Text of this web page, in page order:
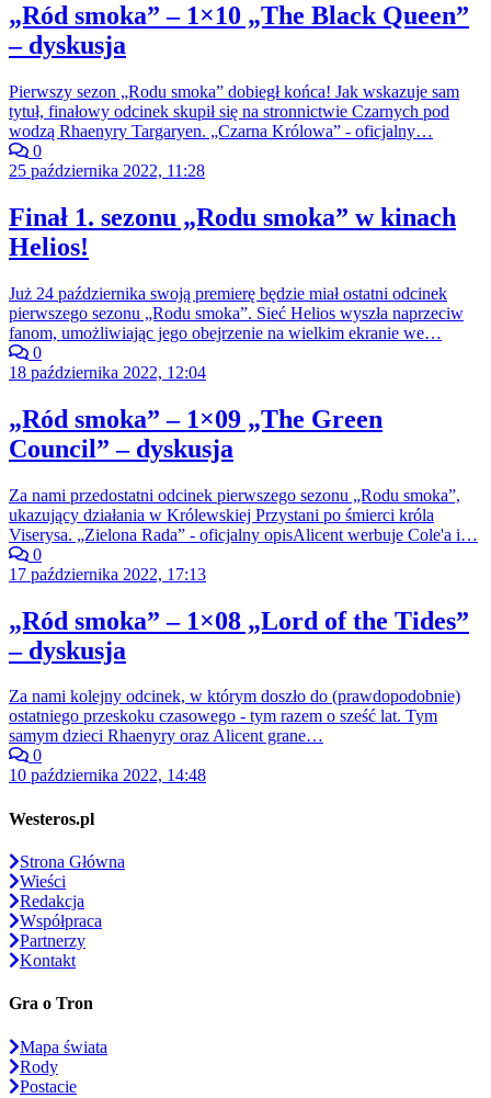
„Ród smoka” – 1×10 „The Black Queen”
– dyskusja
Pierwszy sezon „Rodu smoka” dobiegł końca! Jak wskazuje sam
tytuł, finałowy odcinek skupił się na stronnictwie Czarnych pod
wodzą Rhaenyry Targaryen. „Czarna Królowa” - oficjalny…
0
25 października 2022, 11:28
Finał 1. sezonu „Rodu smoka” w kinach
Helios!
Już 24 października swoją premierę będzie miał ostatni odcinek
pierwszego sezonu „Rodu smoka”. Sieć Helios wyszła naprzeciw
fanom, umożliwiając jego obejrzenie na wielkim ekranie we…
0
18 października 2022, 12:04
„Ród smoka” – 1×09 „The Green
Council” – dyskusja
Za nami przedostatni odcinek pierwszego sezonu „Rodu smoka”,
ukazujący działania w Królewskiej Przystani po śmierci króla
Viserysa. „Zielona Rada” - oficjalny opisAlicent werbuje Cole'a i…
0
17 października 2022, 17:13
„Ród smoka” – 1×08 „Lord of the Tides”
– dyskusja
Za nami kolejny odcinek, w którym doszło do (prawdopodobnie)
ostatniego przeskoku czasowego - tym razem o sześć lat. Tym
samym dzieci Rhaenyry oraz Alicent grane…
0
10 października 2022, 14:48
Westeros.pl
Strona Główna
Wieści
Redakcja
Współpraca
Partnerzy
Kontakt
Gra o Tron
Mapa świata
Rody
Postacie